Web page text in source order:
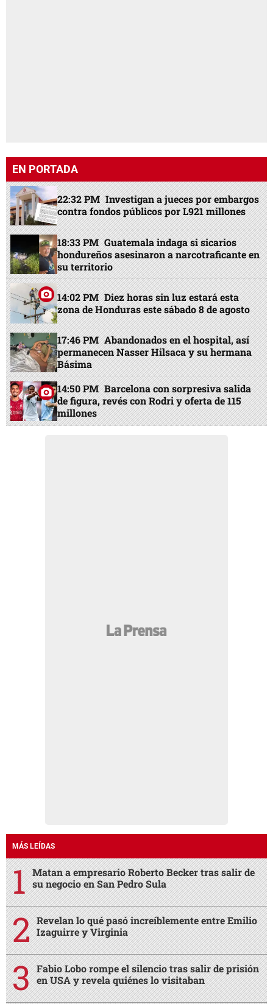
EN PORTADA
22:32 PM Investigan a jueces por embargos
contra fondos públicos por L921 millones
18:33 PM Guatemala indaga si sicarios
hondureños asesinaron a narcotraficante en
su territorio
14:02 PM Diez horas sin luz estará esta
zona de Honduras este sábado 8 de agosto
17:46 PM Abandonados en el hospital, así
permanecen Nasser Hilsaca y su hermana
Básima
14:50 PM Barcelona con sorpresiva salida
de figura, revés con Rodri y oferta de 115
millones
MÁS LEÍDAS
Matan a empresario Roberto Becker tras salir de
su negocio en San Pedro Sula
Revelan lo qué pasó increíblemente entre Emilio
Izaguirre y Virginia
Fabio Lobo rompe el silencio tras salir de prisión
en USA y revela quiénes lo visitaban